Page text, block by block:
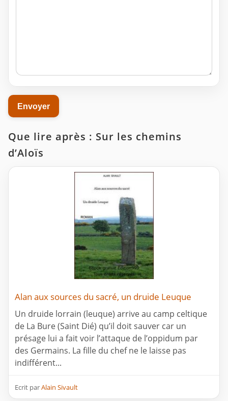
Que lire après : Sur les chemins
d’Aloïs
Alan aux sources du sacré, un druide Leuque
Un druide lorrain (leuque) arrive au camp celtique
de La Bure (Saint Dié) qu’il doit sauver car un
présage lui a fait voir l’attaque de l’oppidum par
des Germains. La fille du chef ne le laisse pas
indifférent...
Ecrit parAlain Sivault